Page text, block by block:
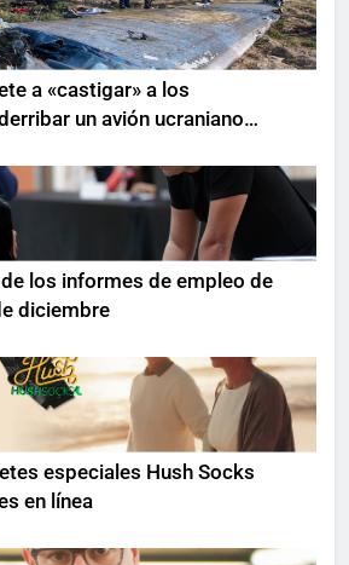
a «castigar» a los
un avión ucraniano
arrestos
los informes de empleo de
diciembre
especiales Hush Socks
en línea